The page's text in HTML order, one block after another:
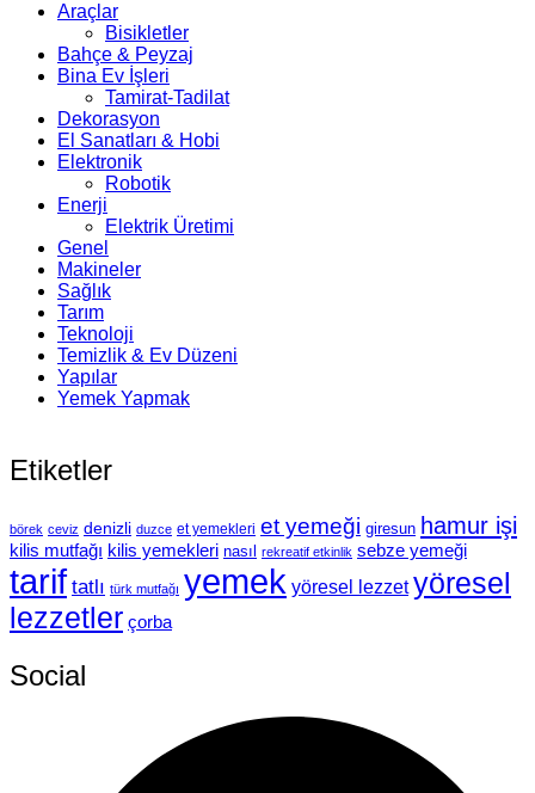
Araçlar
Bisikletler
Bahçe & Peyzaj
Bina Ev İşleri
Tamirat-Tadilat
Dekorasyon
El Sanatları & Hobi
Elektronik
Robotik
Enerji
Elektrik Üretimi
Genel
Makineler
Sağlık
Tarım
Teknoloji
Temizlik & Ev Düzeni
Yapılar
Yemek Yapmak
Etiketler
börek ceviz denizli duzce et yemekleri et yemeği giresun hamur işi
kilis mutfağı kilis yemekleri nasıl rekreatif etkinlik sebze yemeği
tarif tatlı türk mutfağı yemek yöresel lezzet yöresel
lezzetler çorba
Social